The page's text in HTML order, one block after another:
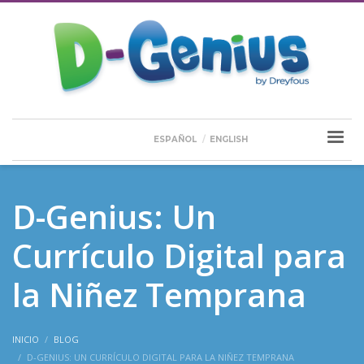
ESPAÑOL ENGLISH
INICIO
BLOG
D-GENIUS: UN CURRÍCULO DIGITAL PARA LA NIÑEZ TEMPRANA
D-Genius: Un
Currículo Digital para
la Niñez Temprana